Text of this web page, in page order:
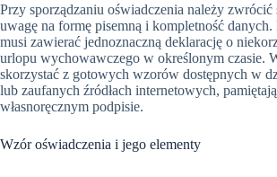
Przy sporządzaniu oświadczenia należy zwrócić
uwagę na formę pisemną i kompletność
musi zawierać jednoznaczną deklarację o
urlopu wychowawczego w określonym czasie.
skorzystać z gotowych wzorów dostępnych w
lub zaufanych źródłach internetowych,
własnoręcznym podpisie.
Wzór oświadczenia i jego elementy